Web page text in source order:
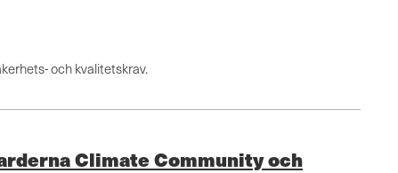
och kvalitetskrav.
Climate Community och